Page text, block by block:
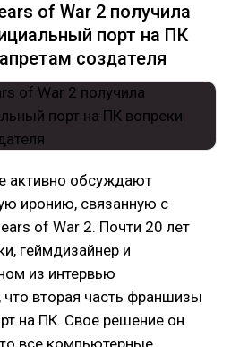
of War 2 получила
порт на ПК
создателя
активно обсуждают
иронию, связанную с
of War 2. Почти 20 лет
геймдизайнер и
из интервью
что вторая часть франшизы
на ПК. Свое решение он
все компьютерные